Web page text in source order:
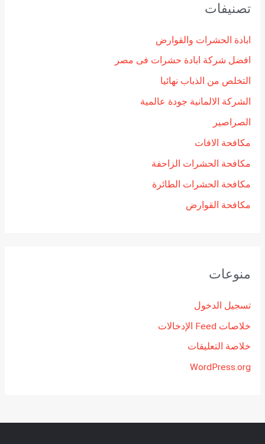
تصنيفات
ابادة الحشرات والقوارض
افضل شركة ابادة حشرات فى مصر
التخلص من الذباب نهائيا
الشركة الالمانية جودة عالمية
الصراصير
مكافحة الافات
مكافحة الحشرات الزاحفة
مكافحة الحشرات الطائرة
مكافحة القوارض
منوعات
تسجيل الدخول
خلاصات Feed الإدخالات
خلاصة التعليقات
WordPress.org